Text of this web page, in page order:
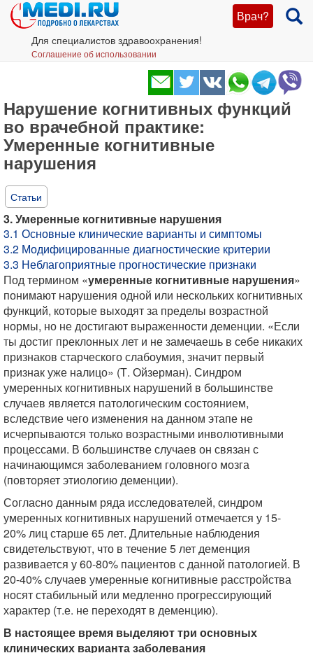
Врач?
Для специалистов здравоохранения!
Соглашение об использовании
Нарушение когнитивных функций
во врачебной практике:
Умеренные когнитивные
нарушения
Статьи
3. Умеренные когнитивные нарушения
3.1 Основные клинические варианты и симптомы
3.2 Модифицированные диагностические критерии
3.3 Неблагоприятные прогностические признаки
Под термином «умеренные когнитивные нарушения»
понимают нарушения одной или нескольких когнитивных
функций, которые выходят за пределы возрастной
нормы, но не достигают выраженности деменции. «Если
ты достиг преклонных лет и не замечаешь в себе никаких
признаков старческого слабоумия, значит первый
признак уже налицо» (Т. Ойзерман). Синдром
умеренных когнитивных нарушений в большинстве
случаев является патологическим состоянием,
вследствие чего изменения на данном этапе не
исчерпываются только возрастными инволютивными
процессами. В большинстве случаев он связан с
начинающимся заболеванием головного мозга
(повторяет этиологию деменции).
Согласно данным ряда исследователей, синдром
умеренных когнитивных нарушений отмечается у 15-
20% лиц старше 65 лет. Длительные наблюдения
свидетельствуют, что в течение 5 лет деменция
развивается у 60-80% пациентов с данной патологией. В
20-40% случаев умеренные когнитивные расстройства
носят стабильный или медленно прогрессирующий
характер (т.е. не переходят в деменцию).
В настоящее время выделяют три основных
клинических варианта заболевания